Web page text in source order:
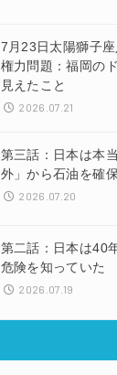
7月23日太陽獅子
権力問題：福岡の
見えたこと
2026.07.21
第三話：日本は本
外」から石油を確
2026.07.20
第二話：日本は40
危険を知っていた
2026.07.19